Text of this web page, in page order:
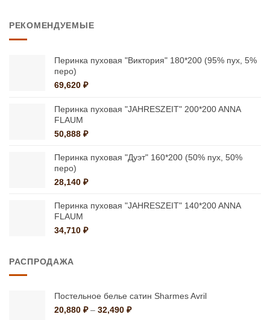
РЕКОМЕНДУЕМЫЕ
Перинка пуховая "Виктория" 180*200 (95% пух, 5%
перо)
69,620 ₽
Перинка пуховая "JAHRESZEIT" 200*200 ANNA
FLAUM
50,888 ₽
Перинка пуховая "Дуэт" 160*200 (50% пух, 50%
перо)
28,140 ₽
Перинка пуховая "JAHRESZEIT" 140*200 ANNA
FLAUM
34,710 ₽
РАСПРОДАЖА
Постельное белье сатин Sharmes Avril
20,880 ₽ – 32,490 ₽Диапазон